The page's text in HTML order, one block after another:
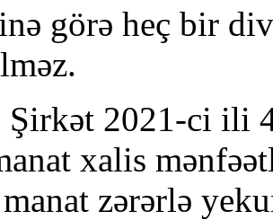
görə heç bir
Şirkət 2021-ci ili
xalis
zərərlə